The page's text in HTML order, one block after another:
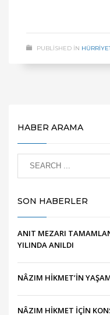
PUBLISHED IN
HABER ARAMA
SON HABERLER
ANIT MEZARI
YILINDA ANILDI
NÂZIM HİKMET’İN
NÂZIM HİKMET İÇİN